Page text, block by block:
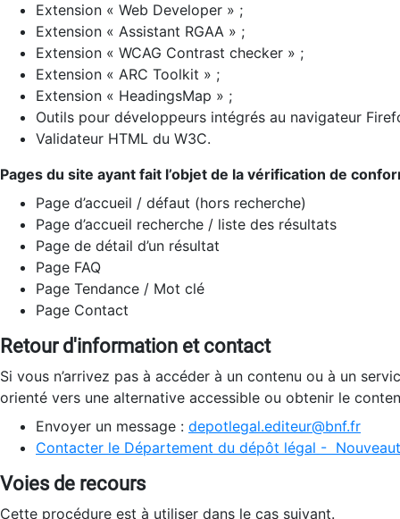
Extension « Web Developer » ;
Extension « Assistant RGAA » ;
Extension « WCAG Contrast checker » ;
Extension « ARC Toolkit » ;
Extension « HeadingsMap » ;
Outils pour développeurs intégrés au navigateur
Validateur HTML du W3C.
Pages du site ayant fait l’objet de la vérification de
Page d’accueil / défaut (hors recherche)
Page d’accueil recherche / liste des résultats
Page de détail d’un résultat
Page FAQ
Page Tendance / Mot clé
Page Contact
Retour d'information et contact
Si vous n’arrivez pas à accéder à un contenu ou à un
orienté vers une alternative accessible ou obtenir le
Envoyer un message : depotlegal.editeur@bnf.fr
Contacter le Département du dépôt légal -
Voies de recours
Cette procédure est à utiliser dans le cas suivant.